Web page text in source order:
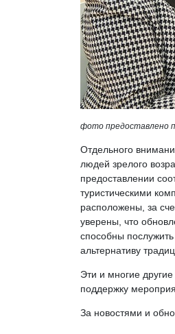
фото предоставлено
Отдельного
людей зрелого
предоставлении
туристическими
расположены, за
уверены, что
способны
альтернативу
Эти и многие
поддержку
За новостями и